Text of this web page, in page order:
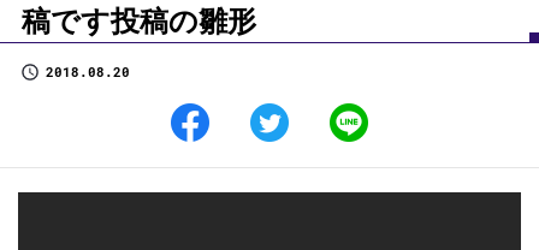
稿です投稿の雛形
2018.08.20